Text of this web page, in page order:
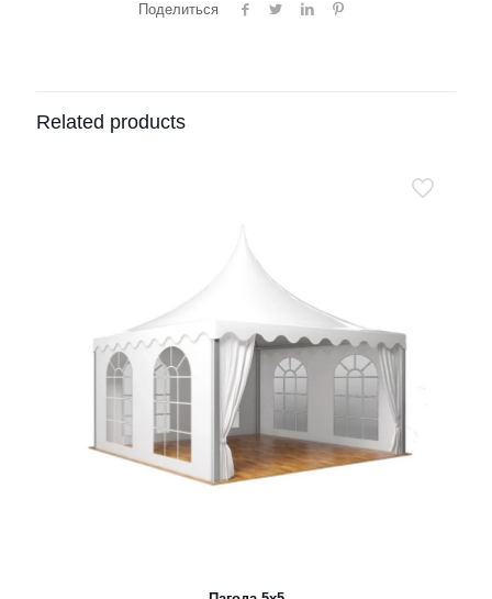
Поделиться
Related products